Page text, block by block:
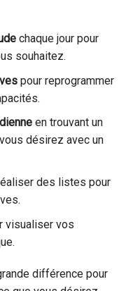
chaque jour pour
souhaitez.
pour reprogrammer
en trouvant un
désirez avec un
des listes pour
visualiser vos
différence pour